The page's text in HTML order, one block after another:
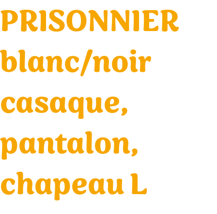
PRISONNIER
blanc/noir
casaque,
pantalon,
chapeau L